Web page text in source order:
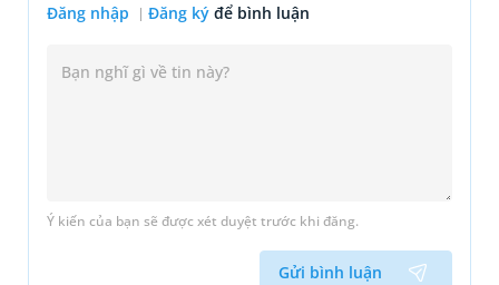
Đăng nhập Đăng ký để bình luận
Ý kiến của bạn sẽ được xét duyệt trước khi đăng.
Gửi bình luận